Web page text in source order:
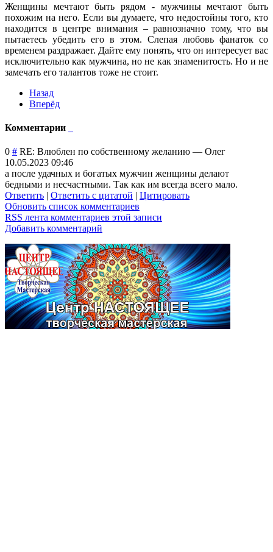
Женщины мечтают быть рядом - мужчины мечтают быть
похожим на него. Если вы думаете, что недостойны того, кто
находится в центре внимания – равнозначно тому, что вы
пытаетесь убедить его в этом. Слепая любовь фанаток со
временем раздражает. Дайте ему понять, что он интересует вас
исключительно как мужчина, но не как знаменитость. Но и не
замечать его талантов тоже не стоит.
Назад
Вперёд
Комментарии
0 # RE: Влюблен по собственному желанию — Олег
10.05.2023 09:46
а после удачных и богатых мужчин женщины делают
бедными и несчастными. Так как им всегда всего мало.
Ответить | Ответить с цитатой | Цитировать
Обновить список комментариев
RSS лента комментариев этой записи
Добавить комментарий